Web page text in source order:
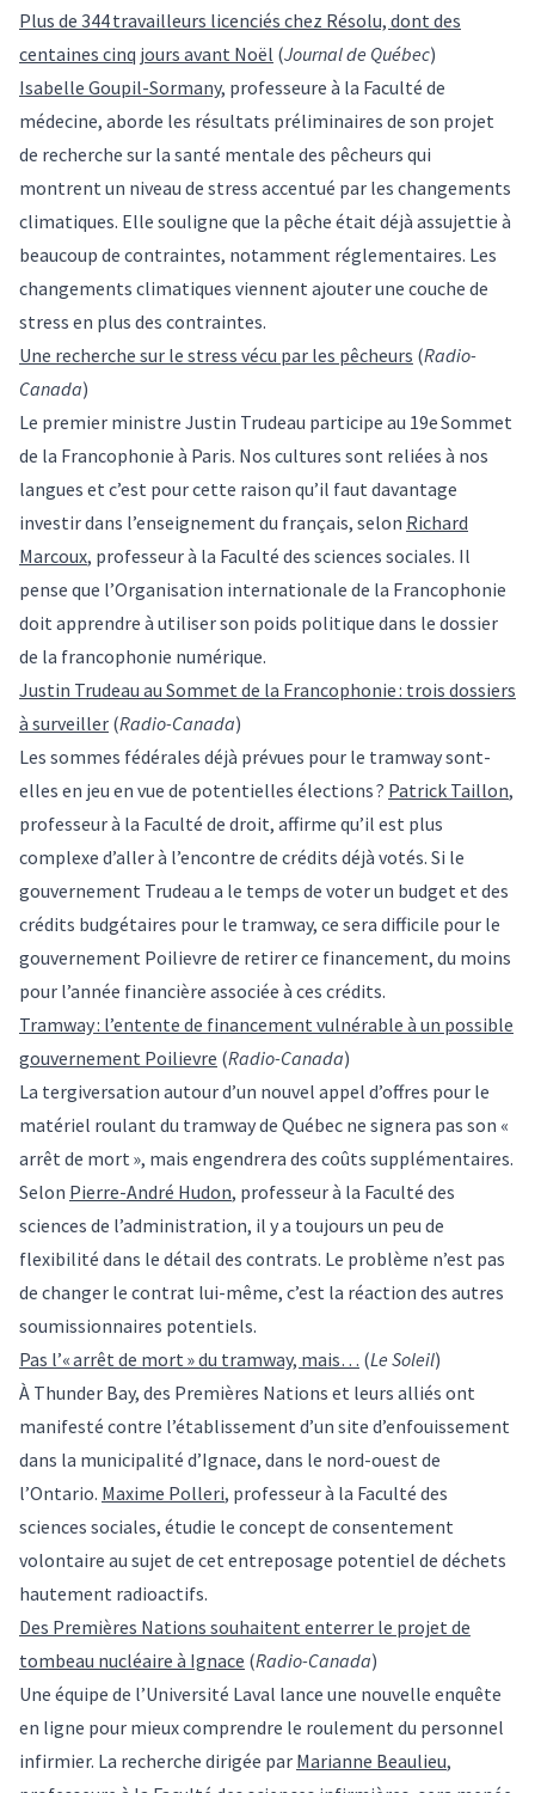
Plus de 344 travailleurs licenciés chez Résolu, dont des
centaines cinq jours avant Noël (Journal de Québec)
Isabelle Goupil-Sormany, professeure à la Faculté de
médecine, aborde les résultats préliminaires de son projet
de recherche sur la santé mentale des pêcheurs qui
montrent un niveau de stress accentué par les changements
climatiques. Elle souligne que la pêche était déjà assujettie à
beaucoup de contraintes, notamment réglementaires. Les
changements climatiques viennent ajouter une couche de
stress en plus des contraintes.
Une recherche sur le stress vécu par les pêcheurs (Radio-
Canada)
Le premier ministre Justin Trudeau participe au 19e Sommet
de la Francophonie à Paris. Nos cultures sont reliées à nos
langues et c’est pour cette raison qu’il faut davantage
investir dans l’enseignement du français, selon Richard
Marcoux, professeur à la Faculté des sciences sociales. Il
pense que l’Organisation internationale de la Francophonie
doit apprendre à utiliser son poids politique dans le dossier
de la francophonie numérique.
Justin Trudeau au Sommet de la Francophonie : trois dossiers
à surveiller (Radio-Canada)
Les sommes fédérales déjà prévues pour le tramway sont-
elles en jeu en vue de potentielles élections ? Patrick Taillon,
professeur à la Faculté de droit, affirme qu’il est plus
complexe d’aller à l’encontre de crédits déjà votés. Si le
gouvernement Trudeau a le temps de voter un budget et des
crédits budgétaires pour le tramway, ce sera difficile pour le
gouvernement Poilievre de retirer ce financement, du moins
pour l’année financière associée à ces crédits.
Tramway : l’entente de financement vulnérable à un possible
gouvernement Poilievre (Radio-Canada)
La tergiversation autour d’un nouvel appel d’offres pour le
matériel roulant du tramway de Québec ne signera pas son «
arrêt de mort », mais engendrera des coûts supplémentaires.
Selon Pierre-André Hudon, professeur à la Faculté des
sciences de l’administration, il y a toujours un peu de
flexibilité dans le détail des contrats. Le problème n’est pas
de changer le contrat lui-même, c’est la réaction des autres
soumissionnaires potentiels.
Pas l’« arrêt de mort » du tramway, mais… (Le Soleil)
À Thunder Bay, des Premières Nations et leurs alliés ont
manifesté contre l’établissement d’un site d’enfouissement
dans la municipalité d’Ignace, dans le nord-ouest de
l’Ontario. Maxime Polleri, professeur à la Faculté des
sciences sociales, étudie le concept de consentement
volontaire au sujet de cet entreposage potentiel de déchets
hautement radioactifs.
Des Premières Nations souhaitent enterrer le projet de
tombeau nucléaire à Ignace (Radio-Canada)
Une équipe de l’Université Laval lance une nouvelle enquête
en ligne pour mieux comprendre le roulement du personnel
infirmier. La recherche dirigée par Marianne Beaulieu,